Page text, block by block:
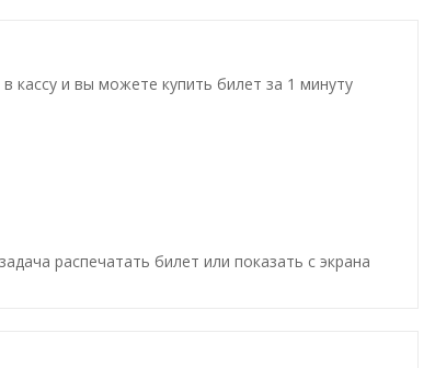
кассу и вы можете купить билет за 1 минуту
распечатать билет или показать с экрана